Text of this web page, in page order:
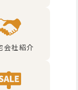
会社紹介